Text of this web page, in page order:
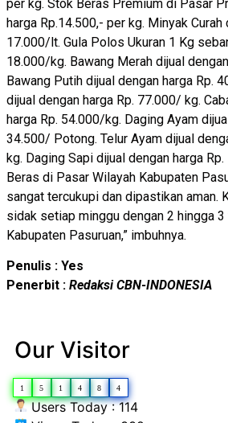
per kg. Stok Beras Premium di Pasar
harga Rp.14.500,- per kg. Minyak Curah
17.000/lt. Gula Polos Ukuran 1 Kg
18.000/kg. Bawang Merah dijual
Bawang Putih dijual dengan harga Rp.
dijual dengan harga Rp. 77.000/ kg.
harga Rp. 54.000/kg. Daging Ayam
34.500/ Potong. Telur Ayam dijual
kg. Daging Sapi dijual dengan harga
Beras di Pasar Wilayah Kabupaten
sangat tercukupi dan dipastikan aman.
sidak setiap minggu dengan 2 hingga
Kabupaten Pasuruan,” imbuhnya.
Penulis : Yes
Penerbit : Redaksi CBN-INDONESIA
Our Visitor
1 5 1 4 8 4
Users Today : 114